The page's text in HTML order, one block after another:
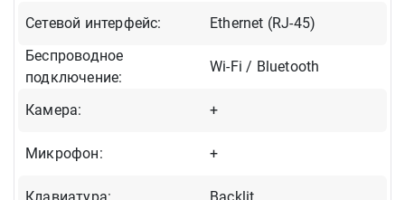
Сетевой интерфейс:
Ethernet (RJ-45)
Беспроводное
подключение:
Wi-Fi / Bluetooth
Камера: +
Микрофон: +
Клавиатура: Backlit